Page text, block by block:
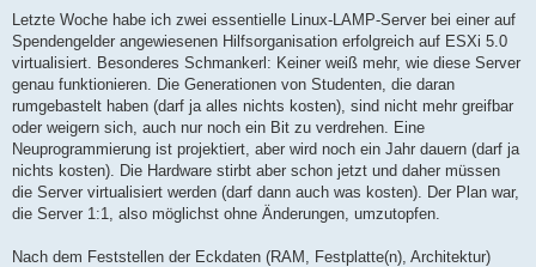
e
i
t
a
g
Letzte Woche habe ich zwei essentielle Linux-LAMP-Server bei einer auf
Spendengelder angewiesenen Hilfsorganisation erfolgreich auf ESXi 5.0
virtualisiert. Besonderes Schmankerl: Keiner weiß mehr, wie diese Server
genau funktionieren. Die Generationen von Studenten, die daran
rumgebastelt haben (darf ja alles nichts kosten), sind nicht mehr greifbar
oder weigern sich, auch nur noch ein Bit zu verdrehen. Eine
Neuprogrammierung ist projektiert, aber wird noch ein Jahr dauern (darf ja
nichts kosten). Die Hardware stirbt aber schon jetzt und daher müssen
die Server virtualisiert werden (darf dann auch was kosten). Der Plan war,
die Server 1:1, also möglichst ohne Änderungen, umzutopfen.
Nach dem Feststellen der Eckdaten (RAM, Festplatte(n), Architektur)